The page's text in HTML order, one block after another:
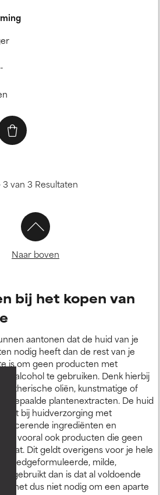
3 van 3 Resultaten
Naar boven
bij het kopen van
aantonen dat de huid van je
nodig heeft dan de rest van je
is om geen producten met
of alcohol te gebruiken. Denk hierbij
etherische oliën, kunstmatige of
bepaalde plantenextracten. De huid
bij huidverzorging met
ingrediënten en
vooral ook producten die geen
Dit geldt overigens voor je hele
goedgeformuleerde, milde,
gebruikt dan is dat al voldoende
is het dus niet nodig om een aparte